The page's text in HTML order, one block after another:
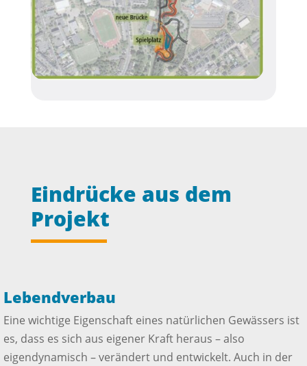
Eindrücke aus dem
Projekt
Lebendverbau
Eine wichtige Eigenschaft eines natürlichen Gewässers ist
es, dass es sich aus eigener Kraft heraus – also
eigendynamisch – verändert und entwickelt. Auch in der